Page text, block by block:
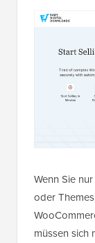
Wenn Sie
oder
müssen sich